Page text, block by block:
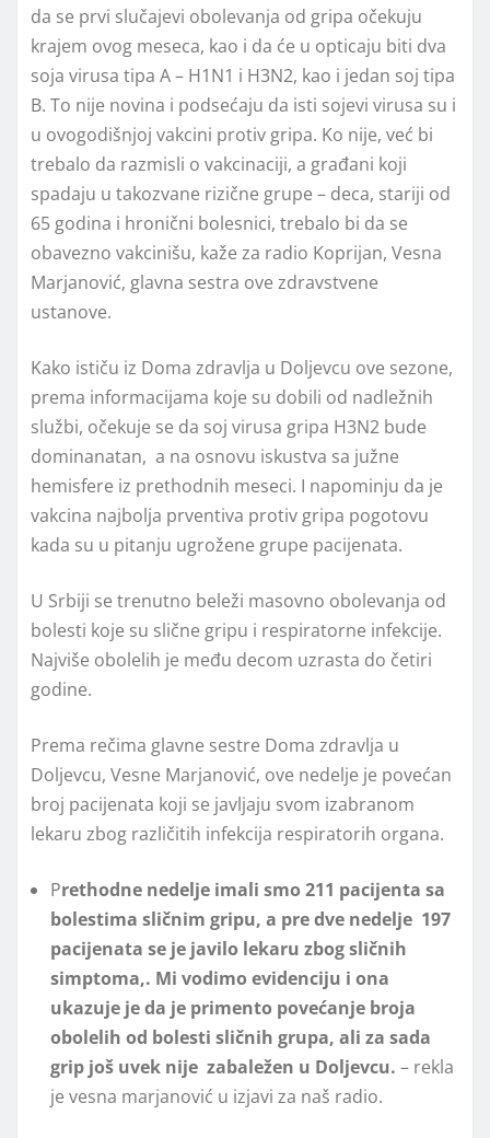
da se prvi slučajevi obolevanja od gripa očekuju
krajem ovog meseca, kao i da će u opticaju biti dva
soja virusa tipa A – H1N1 i H3N2, kao i jedan soj tipa
B. To nije novina i podsećaju da isti sojevi virusa su i
u ovogodišnjoj vakcini protiv gripa. Ko nije, već bi
trebalo da razmisli o vakcinaciji, a građani koji
spadaju u takozvane rizične grupe – deca, stariji od
65 godina i hronični bolesnici, trebalo bi da se
obavezno vakcinišu, kaže za radio Koprijan, Vesna
Marjanović, glavna sestra ove zdravstvene
ustanove.
Kako ističu iz Doma zdravlja u Doljevcu ove sezone,
prema informacijama koje su dobili od nadležnih
službi, očekuje se da soj virusa gripa H3N2 bude
dominanatan, a na osnovu iskustva sa južne
hemisfere iz prethodnih meseci. I napominju da je
vakcina najbolja prventiva protiv gripa pogotovu
kada su u pitanju ugrožene grupe pacijenata.
U Srbiji se trenutno beleži masovno obolevanja od
bolesti koje su slične gripu i respiratorne infekcije.
Najviše obolelih je među decom uzrasta do četiri
godine.
Prema rečima glavne sestre Doma zdravlja u
Doljevcu, Vesne Marjanović, ove nedelje je povećan
broj pacijenata koji se javljaju svom izabranom
lekaru zbog različitih infekcija respiratorih organa.
Prethodne nedelje imali smo 211 pacijenta sa
bolestima sličnim gripu, a pre dve nedelje 197
pacijenata se je javilo lekaru zbog sličnih
simptoma,. Mi vodimo evidenciju i ona
ukazuje je da je primento povećanje broja
obolelih od bolesti sličnih grupa, ali za sada
grip još uvek nije zabaležen u Doljevcu. – rekla
je vesna marjanović u izjavi za naš radio.